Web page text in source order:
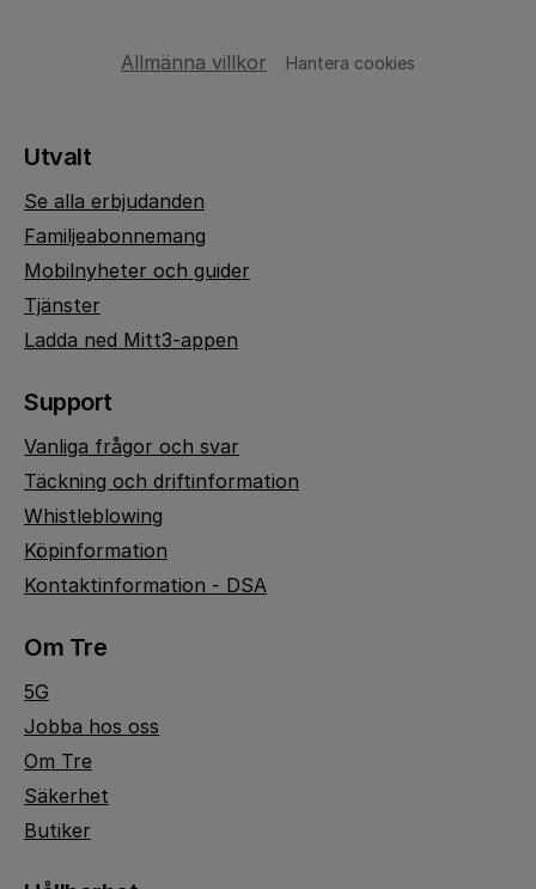
Allmänna villkor Hantera cookies
Utvalt
Se alla erbjudanden
Familjeabonnemang
Mobilnyheter och guider
Tjänster
Ladda ned Mitt3-appen
Support
Vanliga frågor och svar
Täckning och driftinformation
Whistleblowing
Köpinformation
Kontaktinformation - DSA
Om Tre
5G
Jobba hos oss
Om Tre
Säkerhet
Butiker